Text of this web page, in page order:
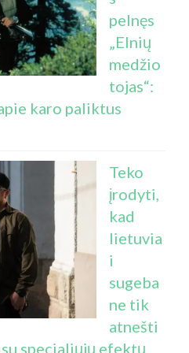
pelnęs
„Elnių
medžio
tojas“:
karo paliktus
Teko
įrodyti,
kad
lietuvia
i
sugeba
ne tik
atnešti
specialiųjų efektų